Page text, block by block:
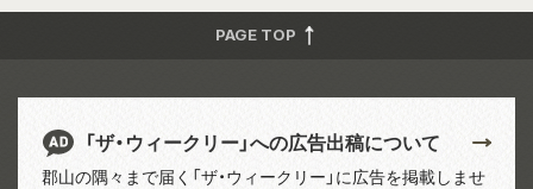
PAGE TOP
「ザ・ウィークリー」への広告出稿について
郡山の隅々まで届く「ザ・ウィークリー」に広告を掲載しませ